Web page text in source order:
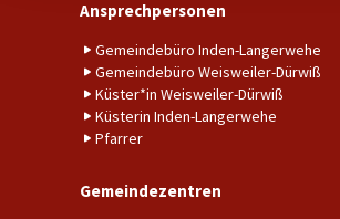
Ansprechpersonen
Gemeindebüro Inden-Langerwehe
Gemeindebüro Weisweiler-Dürwiß
Küster*in Weisweiler-Dürwiß
Küsterin Inden-Langerwehe
Pfarrer
Gemeindezentren